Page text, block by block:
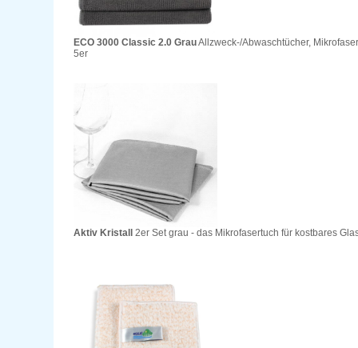
ECO 3000 Classic 2.0 GrauAllzweck-/Abwaschtücher,
5er
Aktiv Kristall 2er Set grau - das Mikrofasertuch für kostbares